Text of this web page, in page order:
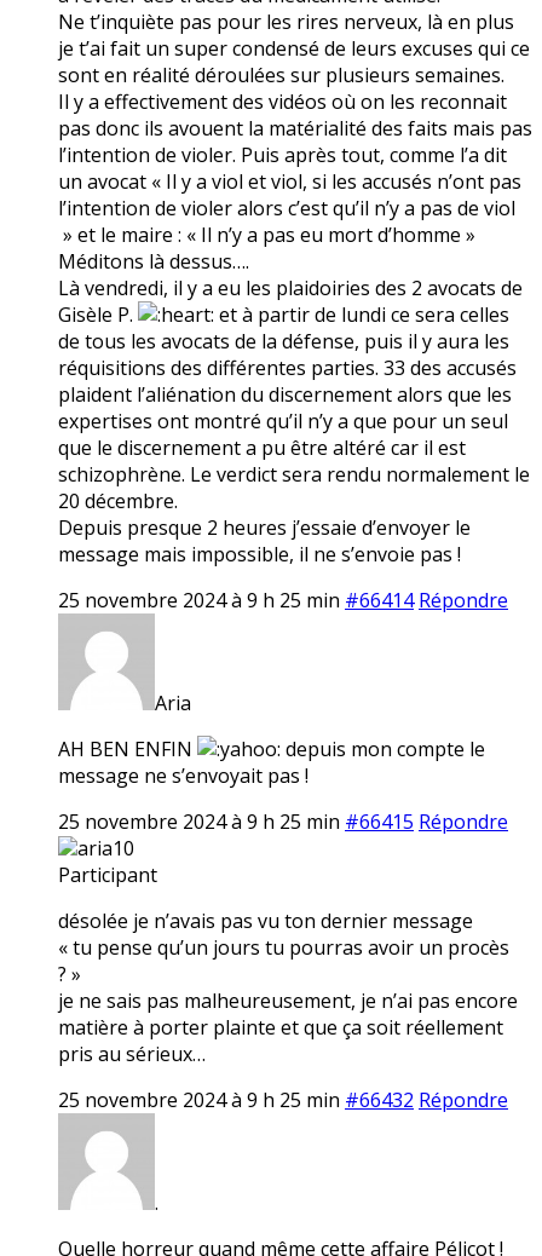
Ne t’inquiète pas pour les rires nerveux, là en plus
je t’ai fait un super condensé de leurs excuses qui ce
sont en réalité déroulées sur plusieurs semaines.
Il y a effectivement des vidéos où on les reconnait
pas donc ils avouent la matérialité des faits mais pas
l’intention de violer. Puis après tout, comme l’a dit
un avocat « Il y a viol et viol, si les accusés n’ont pas
l’intention de violer alors c’est qu’il n’y a pas de viol
» et le maire : « Il n’y a pas eu mort d’homme »
Méditons là dessus….
Là vendredi, il y a eu les plaidoiries des 2 avocats de
Gisèle P.
et à partir de lundi ce sera celles
de tous les avocats de la défense, puis il y aura les
réquisitions des différentes parties. 33 des accusés
plaident l’aliénation du discernement alors que les
expertises ont montré qu’il n’y a que pour un seul
que le discernement a pu être altéré car il est
schizophrène. Le verdict sera rendu normalement le
20 décembre.
Depuis presque 2 heures j’essaie d’envoyer le
message mais impossible, il ne s’envoie pas !
25 novembre 2024 à 9 h 25 min #66414 Répondre
Aria
AH BEN ENFIN
depuis mon compte le
message ne s’envoyait pas !
25 novembre 2024 à 9 h 25 min #66415 Répondre
aria10
Participant
désolée je n’avais pas vu ton dernier message
« tu pense qu’un jours tu pourras avoir un procès
? »
je ne sais pas malheureusement, je n’ai pas encore
matière à porter plainte et que ça soit réellement
pris au sérieux…
25 novembre 2024 à 9 h 25 min #66432 Répondre
.
Quelle horreur quand même cette affaire Pélicot !